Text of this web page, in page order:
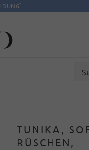
*
TUNIKA,
RÜSCHEN,